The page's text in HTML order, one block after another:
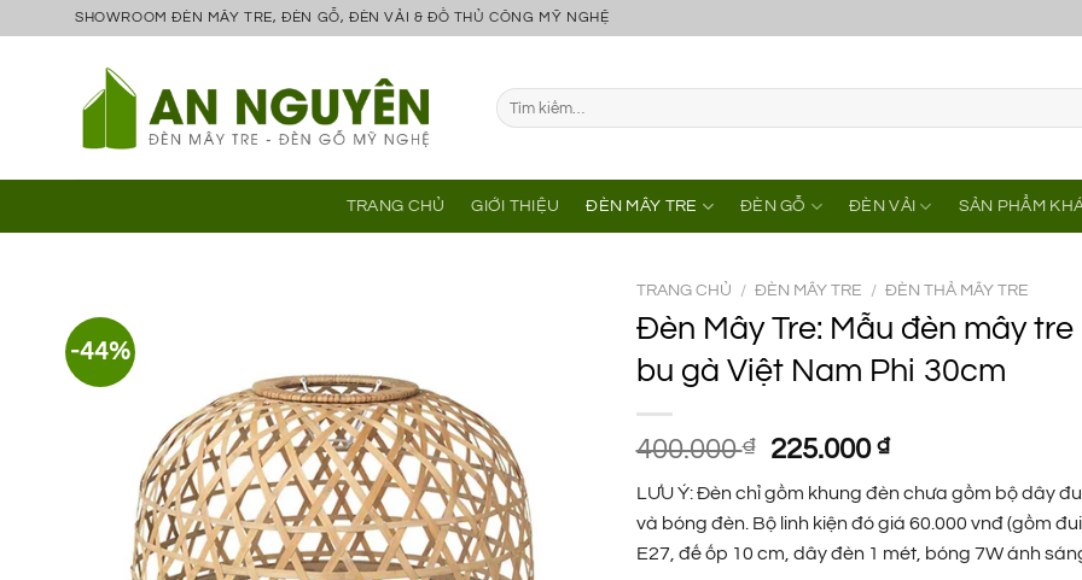
SHOWROOM ĐÈN MÂY TRE, ĐÈN GỖ, ĐÈN VẢI & ĐỒ THỦ CÔNG MỸ NGHỆ
Tìm
kiếm:
TRANG CHỦ GIỚI THIỆU ĐÈN MÂY TRE ĐÈN GỖ ĐÈN VẢI SẢN PHẨM
-44%
TRANG CHỦ / ĐÈN MÂY TRE / ĐÈN THẢ MÂY TRE
Đèn Mây Tre: Mẫu đèn mây tre
bu gà Việt Nam Phi 30cm
400.000₫
Giá
gốc
là:
400.000 ₫.
225.000 ₫Giá
tại
là:
225.000 ₫.
LƯU Ý: Đèn chỉ gồm khung đèn chưa gồm bộ dây
và bóng đèn. Bộ linh kiện đó giá 60.000 vnđ (gồm
E27, đế ốp 10 cm, dây đèn 1 mét, bóng 7W ánh